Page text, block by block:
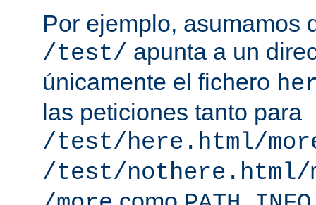
Por ejemplo, asumamos
/test/ apunta a un
únicamente el fichero
las peticiones tanto para
/test/here.html/
/test/nothere.html/